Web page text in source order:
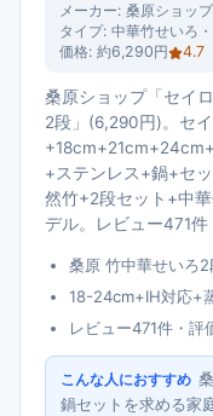
メーカー: 桑原ショップ
タイプ: 中華竹せいろ
価格: 約6,290円 4.7
桑原ショップ「セイ
2段」(6,290円)。セ
+ステンレス+鍋+セ
然竹+2段セット+中
デル。レビュー471
桑原 竹中華せいろ
18-24cm+IH対応+
レビュー471件・評
こんな人におすすめ
鍋セットを求める家